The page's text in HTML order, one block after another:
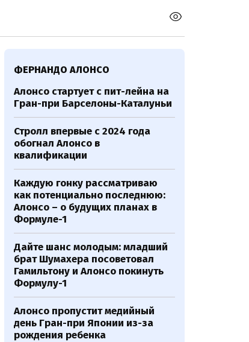
ФЕРНАНДО АЛОНСО
Алонсо стартует с пит-лейна на
Гран-при Барселоны-Каталуньи
Стролл впервые с 2024 года
обогнал Алонсо в
квалификации
Каждую гонку рассматриваю
как потенциально последнюю:
Алонсо – о будущих планах в
Формуле-1
Дайте шанс молодым: младший
брат Шумахера посоветовал
Гамильтону и Алонсо покинуть
Формулу-1
Алонсо пропустит медийный
день Гран-при Японии из-за
рождения ребенка